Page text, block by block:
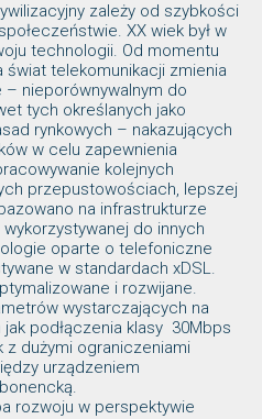
zależy od szybkości
XX wiek był w
technologii. Od momentu
świat telekomunikacji zmienia
– nieporównywalnym do
tych określanych jako
rynkowych – nakazujących
w celu zapewnienia
kolejnych
przepustowościach, lepszej
na infrastrukturze
do innych
oparte o telefoniczne
w standardach xDSL.
i rozwijane.
wystarczających na
podłączenia klasy 30Mbps
z dużymi ograniczeniami
urządzeniem
rozwoju w perspektywie